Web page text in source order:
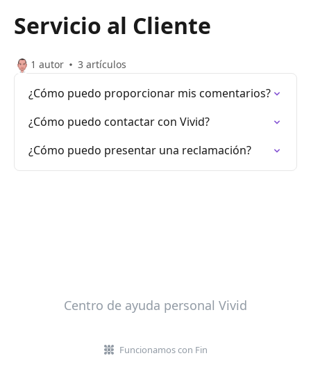
Servicio al Cliente
1 autor 3 artículos
¿Cómo puedo proporcionar mis comentarios?
¿Cómo puedo contactar con Vivid?
¿Cómo puedo presentar una reclamación?
Centro de ayuda personal Vivid
Funcionamos con Fin